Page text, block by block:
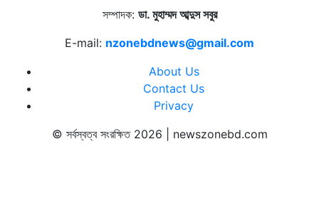
সম্পাদক: ডা. মুহাম্মদ আব্দুস সবুর
E-mail: nzonebdnews@gmail.com
About Us
Contact Us
Privacy
© সর্বস্বত্ব সংরক্ষিত 2026 | newszonebd.com